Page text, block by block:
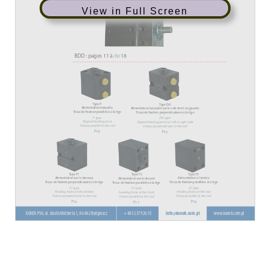
View in Full Screen